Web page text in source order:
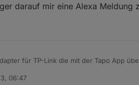
darauf mir eine Alexa Meldung
Hi ich habe ein neuen Adapter für TP-Link die
online erkannt wird kann manuell die IP
mit username und Password auf die
06:47